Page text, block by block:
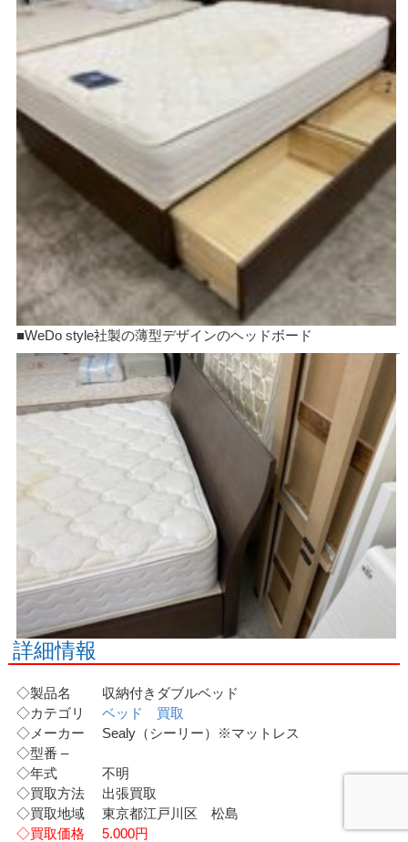
■WeDo style社製の薄型デザインのヘッドボード
詳細情報
◇製品名 収納付きダブルベッド
◇カテゴリベッド 買取
◇メーカー Sealy（シーリー）※マットレス
◇型番 –
◇年式 不明
◇買取方法 出張買取
◇買取地域 東京都江戸川区 松島
◇買取価格 5.000円